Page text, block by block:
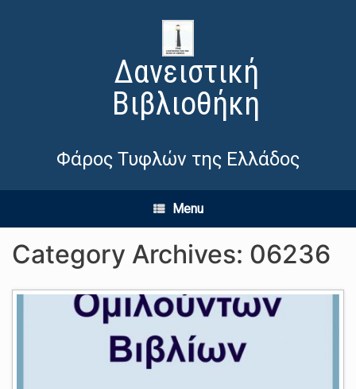
Δανειστική
Βιβλιοθήκη
Φάρος Τυφλών της Ελλάδος
Menu
Category Archives: 06236